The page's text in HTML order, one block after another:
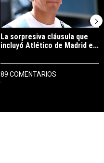
La sorpresiva cláusula que
incluyó Atlético de Madrid e...
89 COMENTARIOS